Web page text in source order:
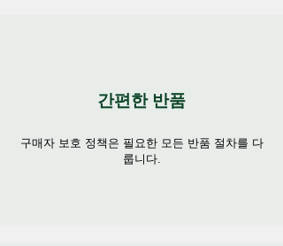
간편한 반품
구매자 보호 정책은 필요한 모든 반품 절차를 다
룹니다.